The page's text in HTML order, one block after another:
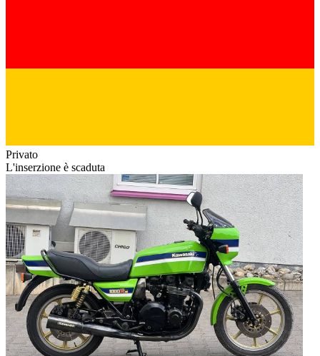
Privato
L'inserzione è scaduta